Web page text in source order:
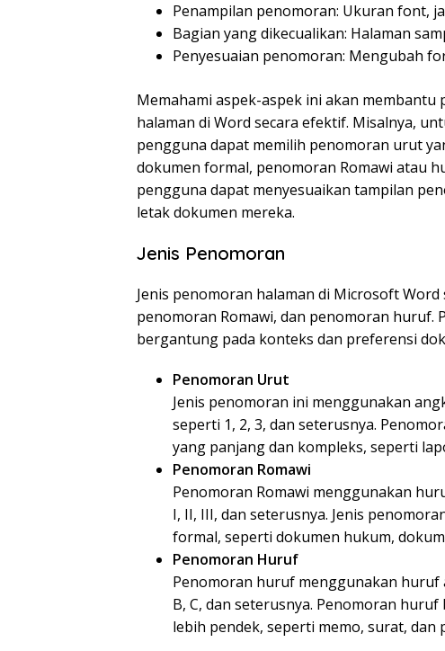
Penampilan penomoran: Ukuran font,
Bagian yang dikecualikan: Halaman
Penyesuaian penomoran: Mengubah
Memahami aspek-aspek ini akan
halaman di Word secara efektif. Misalnya,
pengguna dapat memilih penomoran urut
dokumen formal, penomoran Romawi atau
pengguna dapat menyesuaikan tampilan
letak dokumen mereka.
Jenis Penomoran
Jenis penomoran halaman di Microsoft
penomoran Romawi, dan penomoran huruf.
bergantung pada konteks dan preferensi
Penomoran Urut
Jenis penomoran ini menggunakan
seperti 1, 2, 3, dan seterusnya.
yang panjang dan kompleks, seperti
Penomoran Romawi
Penomoran Romawi menggunakan
I, II, III, dan seterusnya. Jenis
formal, seperti dokumen hukum,
Penomoran Huruf
Penomoran huruf menggunakan
B, C, dan seterusnya. Penomoran
lebih pendek, seperti memo, surat, dan